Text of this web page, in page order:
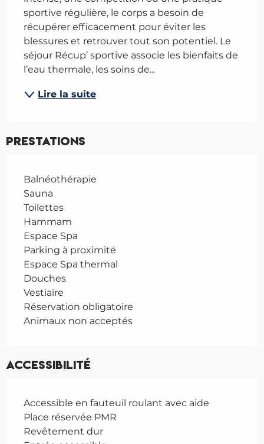
sportive régulière, le corps a besoin de
récupérer efficacement pour éviter les
blessures et retrouver tout son potentiel. Le
séjour Récup’ sportive associe les bienfaits de
l’eau thermale, les soins de...
Lire la suite
Prestations
Balnéothérapie
Sauna
Toilettes
Hammam
Espace Spa
Parking à proximité
Espace Spa thermal
Douches
Vestiaire
Réservation obligatoire
Animaux non acceptés
Accessibilité
Accessible en fauteuil roulant avec aide
Place réservée PMR
Revêtement dur